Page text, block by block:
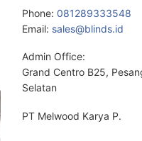
Phone: 081289333548
Email: sales@blinds.id
Admin Office:
Grand Centro B25,
Selatan
PT Melwood Karya P.